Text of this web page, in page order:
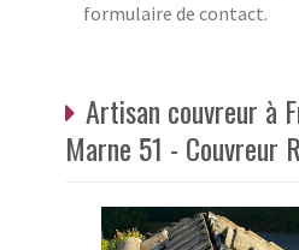
formulaire de contact.
Artisan couvreur à
Marne 51 - Couvreur